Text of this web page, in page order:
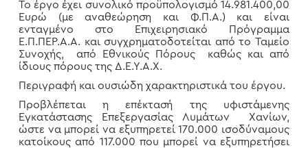
Το έργο έχει συνολικό προϋπολογισμό 14.981.400,00
Ευρώ (με αναθεώρηση και Φ.Π.Α.) και είναι
ενταγμένο στο Επιχειρησιακό Πρόγραμμα
Ε.Π.ΠΕΡ.Α.Α. και συγχρηματοδοτείται από το Ταμείο
Συνοχής, από Εθνικούς Πόρους καθώς και από
ίδιους πόρους της Δ.Ε.Υ.Α.Χ.
Περιγραφή και ουσιώδη χαρακτηριστικά του έργου.
Προβλέπεται η επέκτασή της υφιστάμενης
Εγκατάστασης Επεξεργασίας Λυμάτων Χανίων,
ώστε να μπορεί να εξυπηρετεί 170.000 ισοδύναμους
κατοίκους από 117.000 που μπορεί να εξυπηρετήσει